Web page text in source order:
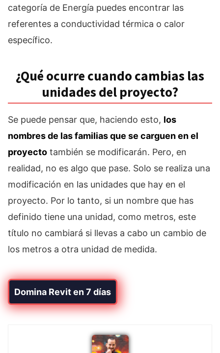
categoría de Energía puedes encontrar las
referentes a conductividad térmica o calor
específico.
¿Qué ocurre cuando cambias las
unidades del proyecto?
Se puede pensar que, haciendo esto, los
nombres de las familias que se carguen en el
proyecto también se modificarán. Pero, en
realidad, no es algo que pase. Solo se realiza una
modificación en las unidades que hay en el
proyecto. Por lo tanto, si un nombre que has
definido tiene una unidad, como metros, este
título no cambiará si llevas a cabo un cambio de
los metros a otra unidad de medida.
Domina Revit en 7 días